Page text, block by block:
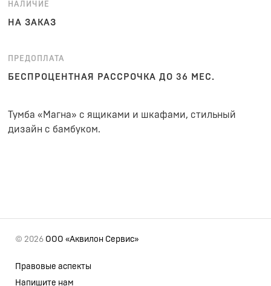
НАЛИЧИЕ
НА ЗАКАЗ
ПРЕДОПЛАТА
БЕСПРОЦЕНТНАЯ РАССРОЧКА ДО 36 МЕС.
Тумба «Магна» с ящиками и шкафами, стильный
дизайн с бамбуком.
© 2026 ООО «Аквилон Сервис»
Правовые аспекты
Напишите нам